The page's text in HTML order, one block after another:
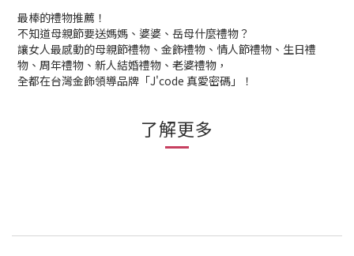
最棒的禮物推薦！
不知道母親節要送媽媽、婆婆、岳母什麼禮物？
讓女人最感動的母親節禮物、金飾禮物、情人節禮物、生日禮
物、周年禮物、新人結婚禮物、老婆禮物，
全都在台灣金飾領導品牌「J'code 真愛密碼」！
了解更多